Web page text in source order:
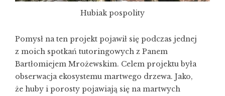
Hubiak pospolity
Pomysł na ten projekt pojawił się podczas jednej
z moich spotkań tutoringowych z Panem
Bartłomiejem Mrożewskim. Celem projektu była
obserwacja ekosystemu martwego drzewa. Jako,
że huby i porosty pojawiają się na martwych